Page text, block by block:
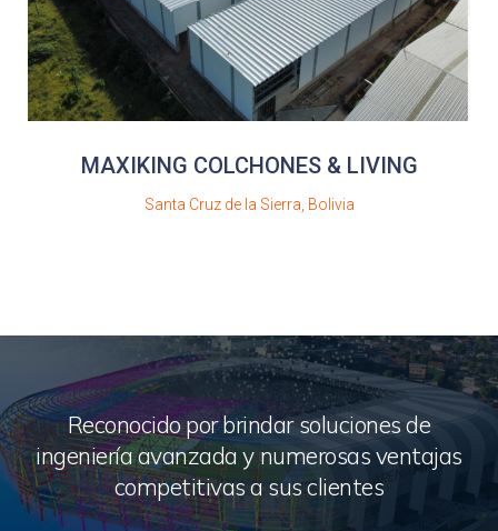
MAXIKING COLCHONES & LIVING
Santa Cruz de la Sierra, Bolivia
Reconocido por brindar soluciones de
ingeniería avanzada y numerosas ventajas
competitivas a sus clientes